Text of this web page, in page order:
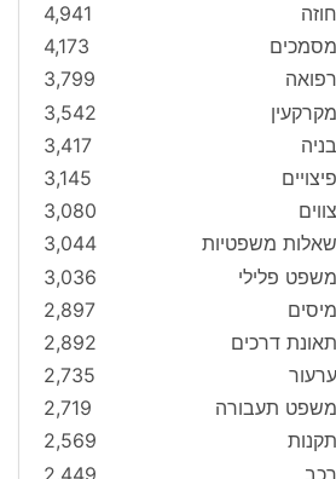
חוזה
4,941
מסמכים
4,173
רפואה
3,799
מקרקעין
3,542
בניה
3,417
פיצויים
3,145
צווים
3,080
שאלות משפטיות
3,044
משפט פלילי
3,036
מיסים
2,897
תאונת דרכים
2,892
ערעור
2,735
משפט תעבורה
2,719
תקנות
2,569
רכב
2,449